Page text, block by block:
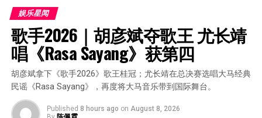
娱乐星闻
歌手2026｜胡彦斌夺歌王 尤长靖
唱《Rasa Sayang》获第四
胡彦斌拿下《歌手2026》歌王桂冠；尤长靖在总决赛选唱大马经典
民谣《Rasa Sayang》，再度将大马音乐带到国际舞台。
Published 8 hours ago on August 8, 2026